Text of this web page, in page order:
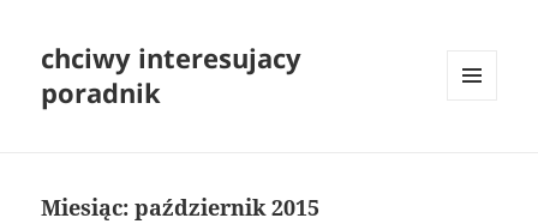
chciwy interesujacy
poradnik
Miesiąc:październik 2015